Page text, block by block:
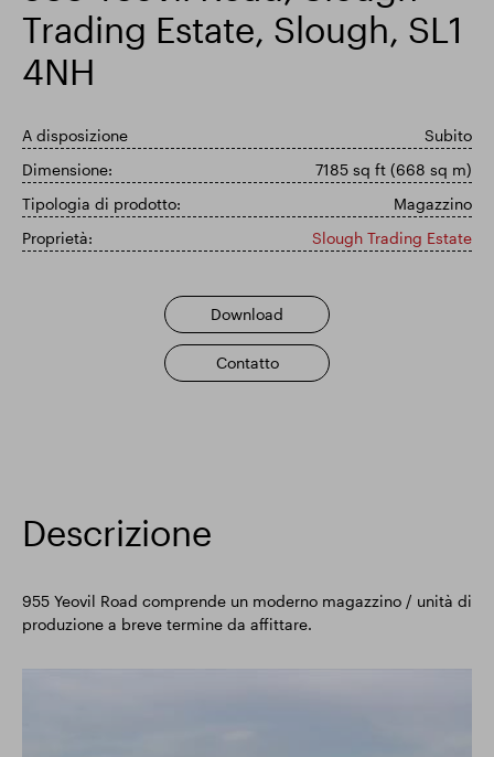
Trading Estate, Slough, SL1
4NH
A disposizione
Subito
Dimensione:
7185 sq ft (668 sq m)
Tipologia di prodotto:
Magazzino
Proprietà:
Slough Trading Estate
Download
Contatto
Descrizione
955 Yeovil Road comprende un moderno magazzino / unità di
produzione a breve termine da affittare.